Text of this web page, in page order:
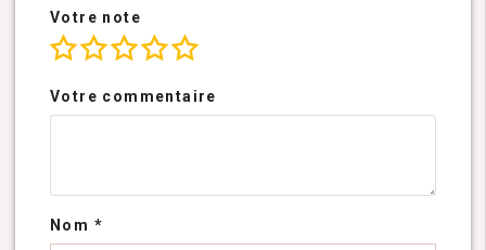
Votre note
Votre commentaire
Nom *